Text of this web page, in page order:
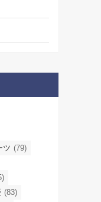
ツ (79)
(83)